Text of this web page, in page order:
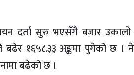
दर्ता सुरु भएसँगै बजार उकालो
१६५८.३३ अङ्कमा पुगेको छ ।
बढेको छ ।